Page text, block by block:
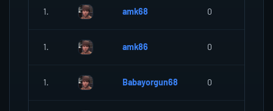
1. amk68 0
1. amk86 0
1. Babayorgun68 0